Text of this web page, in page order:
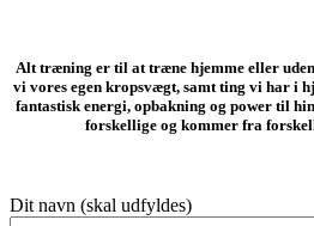
Alt træning er til at træne hjemme eller
vi vores egen kropsvægt, samt ting vi har i
fantastisk energi, opbakning og power til
forskellige og kommer fra
Dit navn (skal udfyldes)